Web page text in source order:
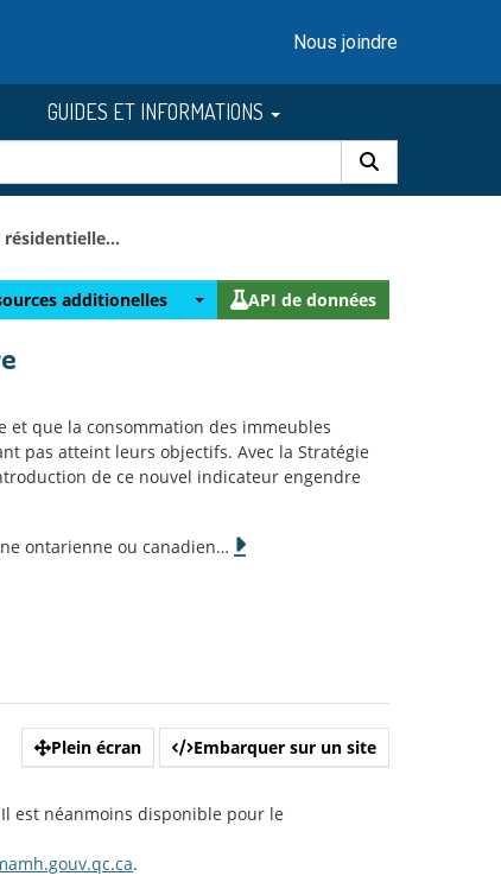
Nous joindre
GUIDES ET INFORMATIONS
additionelles API de données
que la consommation des immeubles
pas atteint leurs objectifs. Avec la Stratégie
de ce nouvel indicateur engendre
ontarienne ou canadien…
Plein écran Embarquer sur un site
est néanmoins disponible pour le
.